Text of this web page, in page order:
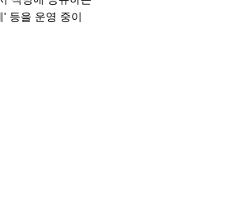
등을 운영 중이